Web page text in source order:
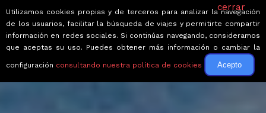
cerrar
Utilizamos cookies propias y de terceros para analizar la navegación
de los usuarios, facilitar la búsqueda de viajes y permitirte compartir
información en redes sociales. Si continúas navegando, consideramos
que aceptas su uso. Puedes obtener más información o cambiar la
configuración consultando nuestra política de cookies Acepto